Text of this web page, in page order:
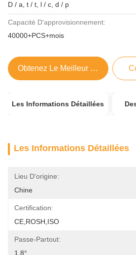
D / a, t / t, l / c, d / p
Capacité D'approvisionnement:
40000+PCS+mois
Obtenez Le Meilleur Prix
Les Informations Détaillées
Les Informations Détaillées
Lieu D'origine:
Chine
Certification:
CE,ROSH,ISO
Passe-Partout:
1,8°